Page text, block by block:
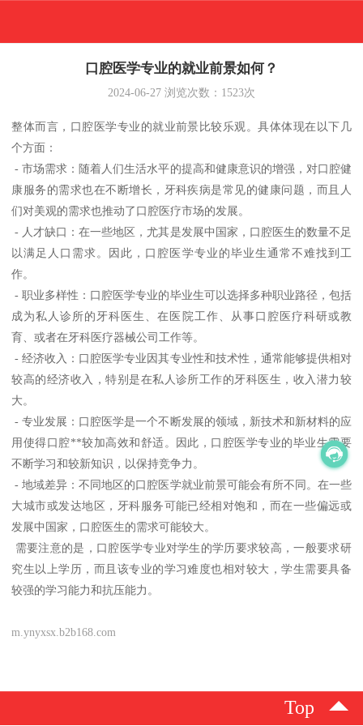
口腔医学专业的就业前景如何？
2024-06-27 浏览次数： 1523次
整体而言，口腔医学专业的就业前景比较乐观。具体体现在以下几
个方面：
- 市场需求：随着人们生活水平的提高和健康意识的增强，对口腔健
康服务的需求也在不断增长，牙科疾病是常见的健康问题，而且人
们对美观的需求也推动了口腔医疗市场的发展。
- 人才缺口：在一些地区，尤其是发展中国家，口腔医生的数量不足
以满足人口需求。因此，口腔医学专业的毕业生通常不难找到工
作。
- 职业多样性：口腔医学专业的毕业生可以选择多种职业路径，包括
成为私人诊所的牙科医生、在医院工作、从事口腔医疗科研或教
育、或者在牙科医疗器械公司工作等。
- 经济收入：口腔医学专业因其专业性和技术性，通常能够提供相对
较高的经济收入，特别是在私人诊所工作的牙科医生，收入潜力较
大。
- 专业发展：口腔医学是一个不断发展的领域，新技术和新材料的应
用使得口腔**较加高效和舒适。因此，口腔医学专业的毕业生需要
不断学习和较新知识，以保持竞争力。
- 地域差异：不同地区的口腔医学就业前景可能会有所不同。在一些
大城市或发达地区，牙科服务可能已经相对饱和，而在一些偏远或
发展中国家，口腔医生的需求可能较大。
需要注意的是，口腔医学专业对学生的学历要求较高，一般要求研
究生以上学历，而且该专业的学习难度也相对较大，学生需要具备
较强的学习能力和抗压能力。
m.ynyxsx.b2b168.com
Top